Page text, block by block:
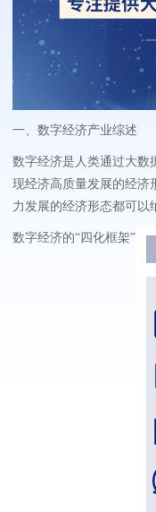
一、数字经济产业综述
数字经济是人类通过大
现经济高质量发展的经济
力发展的经济形态都可以
数字经济的“四化框架”